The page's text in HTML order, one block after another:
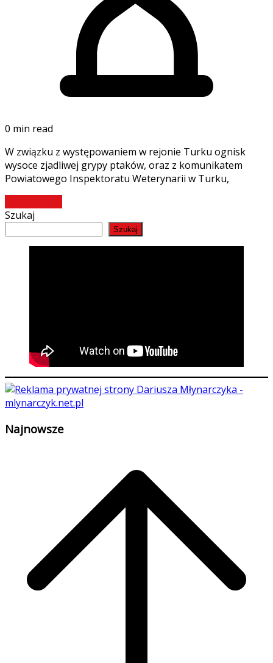
0 min read
W związku z występowaniem w rejonie Turku ognisk
wysoce zjadliwej grypy ptaków, oraz z komunikatem
Powiatowego Inspektoratu Weterynarii w Turku,
Szukaj
Szukaj
Najnowsze